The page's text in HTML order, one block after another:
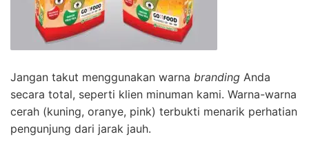
Jangan takut menggunakan warna branding Anda
secara total, seperti klien minuman kami. Warna-warna
cerah (kuning, oranye, pink) terbukti menarik perhatian
pengunjung dari jarak jauh.